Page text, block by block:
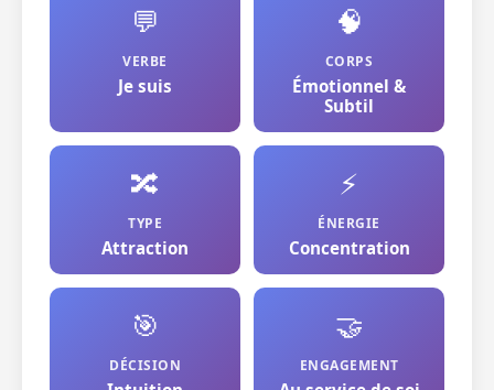
💬
VERBE
Je suis
🧠
CORPS
Émotionnel &
Subtil
🔀
TYPE
Attraction
⚡
ÉNERGIE
Concentration
🎯
DÉCISION
🤝
ENGAGEMENT